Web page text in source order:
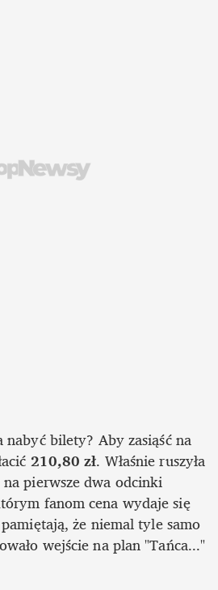
bilety? Aby zasiąść na
210,80 zł. Właśnie ruszyła
pierwsze dwa odcinki
fanom cena wydaje się
że niemal tyle samo
wejście na plan "Tańca..."